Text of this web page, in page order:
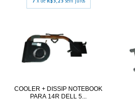
COOLER + DISSIP NOTEBOOK
PARA 14R DELL 5...